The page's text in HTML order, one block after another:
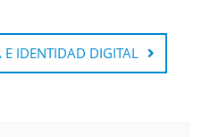
IDENTIDAD DIGITAL